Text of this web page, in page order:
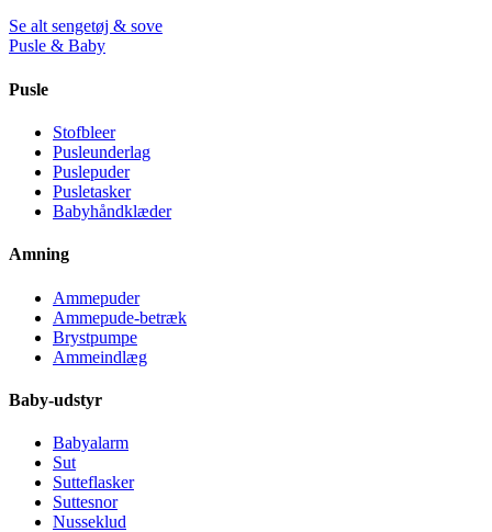
Se alt sengetøj & sove
Pusle & Baby
Pusle
Stofbleer
Pusleunderlag
Puslepuder
Pusletasker
Babyhåndklæder
Amning
Ammepuder
Ammepude-betræk
Brystpumpe
Ammeindlæg
Baby-udstyr
Babyalarm
Sut
Sutteflasker
Suttesnor
Nusseklud